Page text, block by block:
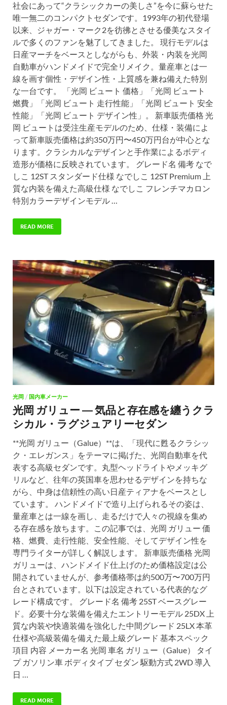
社会にあって“クラシックカーの美しさ”を今に蘇らせた
唯一無二のコンパクトセダンです。1993年の初代登場
以来、ジャガー・マーク2を彷彿とさせる優美なスタイ
ルで多くのファンを魅了してきました。 現行モデルは
日産マーチをベースとしながらも、外装・内装を光岡
自動車がハンドメイドで完全リメイク。量産車とは一
線を画す個性・デザイン性・上質感を兼ね備えた特別
な一台です。 「光岡 ビュート 価格」「光岡 ビュート
燃費」「光岡 ビュート 走行性能」「光岡 ビュート 安全
性能」「光岡 ビュート デザイン性」。 新車販売価格 光
岡 ビュートは受注生産モデルのため、仕様・装備によ
って新車販売価格は約350万円〜450万円台が中心とな
ります。クラシカルなデザインと手作業によるボディ
造形が価格に反映されています。 グレード名 備考 なで
しこ 12ST スタンダード仕様 なでしこ 12ST Premium 上
質な内装を備えた高級仕様 なでしこ フレンチマカロン
特別カラーデザインモデル …
READ MORE
光岡 / 国内車メーカー
光岡 ガリュー ― 気品と存在感を纏うクラ
シカル・ラグジュアリーセダン
**光岡 ガリュー（Galue）**は、「現代に甦るクラシッ
ク・エレガンス」をテーマに掲げた、光岡自動車を代
表する高級セダンです。丸型ヘッドライトやメッキグ
リルなど、往年の英国車を思わせるデザインを持ちな
がら、中身は信頼性の高い日産ティアナをベースとし
ています。 ハンドメイドで造り上げられるその姿は、
量産車とは一線を画し、走るだけで人々の視線を集め
る存在感を放ちます。この記事では、光岡 ガリュー 価
格、燃費、走行性能、安全性能、そしてデザイン性を
専門ライターが詳しく解説します。 新車販売価格 光岡
ガリューは、ハンドメイド仕上げのため価格設定は公
開されていませんが、参考価格帯は約500万〜700万円
台とされています。以下は設定されている代表的なグ
レード構成です。 グレード名 備考 25ST ベースグレー
ド。必要十分な装備を備えたエントリーモデル 25DX 上
質な内装や快適装備を強化した中間グレード 25LX 本革
仕様や高級装備を備えた最上級グレード 基本スペック
項目 内容 メーカー名 光岡 車名 ガリュー（Galue） タイ
プ ガソリン車 ボディタイプ セダン 駆動方式 2WD 導入
日 …
READ MORE